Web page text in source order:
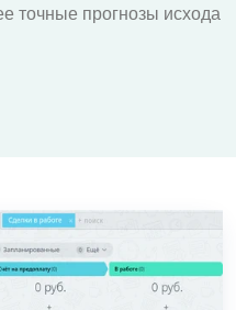
точные прогнозы исхода